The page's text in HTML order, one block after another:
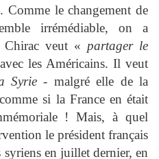
Comme le changement de
irrémédiable, on a
Chirac veut « partager le
les Américains. Il veut
Syrie- malgré elle de la
si la France en était
! Mais, à quel
le président français
en juillet dernier, en